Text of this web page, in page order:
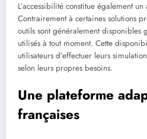
L’accessibilité constitue également
Contrairement à certaines solutions
outils sont généralement disponibles
utilisés à tout moment. Cette
utilisateurs d’effectuer leurs
selon leurs propres besoins.
Une plateforme
françaises